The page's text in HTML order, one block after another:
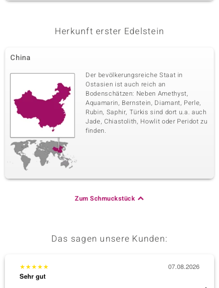
Herkunft erster Edelstein
China
Der bevölkerungsreiche Staat in
Ostasien ist auch reich an
Bodenschätzen: Neben Amethyst,
Aquamarin, Bernstein, Diamant, Perle,
Rubin, Saphir, Türkis sind dort u.a. auch
Jade, Chiastolith, Howlit oder Peridot zu
finden.
Zum Schmuckstück
Das sagen unsere Kunden:
★★★★★
Sehr gut
07.08.2026